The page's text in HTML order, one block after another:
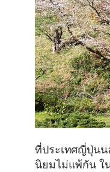
ที่ประเทศญี่ปุ่นน
นิยมไม่แพ้กัน ใ